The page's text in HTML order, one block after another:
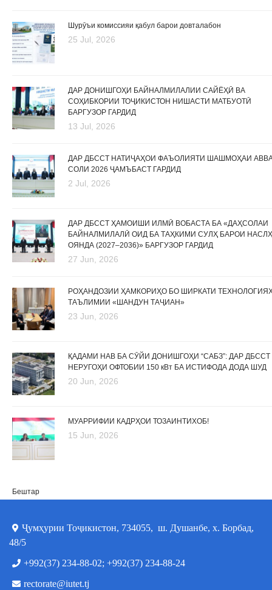
Шурӯъи комиссияи қабул барои довталабон
25 Jul, 2026
ДАР ДОНИШГОҲИ БАЙНАЛМИЛАЛИИ САЙЁҲӢ ВА
СОҲИБКОРИИ ТОҶИКИСТОН НИШАСТИ МАТБУОТӢ
БАРГУЗОР ГАРДИД
13 Jul, 2026
ДАР ДБССТ НАТИҶАҲОИ ФАЪОЛИЯТИ ШАШМОҲАИ
СОЛИ 2026 ҶАМЪБАСТ ГАРДИД
2 Jul, 2026
ДАР ДБССТ ҲАМОИШИ ИЛМӢ ВОБАСТА БА «ДАҲСОЛАИ
БАЙНАЛМИЛАЛӢ ОИД БА ТАҲКИМИ СУЛҲ БАРОИ
ОЯНДА (2027–2036)» БАРГУЗОР ГАРДИД
27 Jun, 2026
РОҲАНДОЗИИ ҲАМКОРИҲО БО ШИРКАТИ
ТАЪЛИМИИ «ШАНДУН ТАҶИАН»
23 Jun, 2026
ҚАДАМИ НАВ БА СӮЙИ ДОНИШГОҲИ “САБЗ”: ДАР ДБССТ
НЕРУГОҲИ ОФТОБИИ 150 кВт БА ИСТИФОДА ДОДА ШУД
20 Jun, 2026
МУАРРИФИИ КАДРҲОИ ТОЗАИНТИХОБ!
15 Jun, 2026
Бештар
Ҷумҳурии Тоҷикистон, 734055, ш. Душанбе, х. Борбад,
48/5
+992(37) 234-88-02; +992(37) 234-88-24
rectorate@iutet.tj